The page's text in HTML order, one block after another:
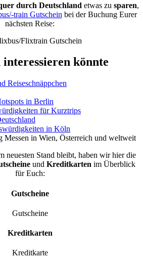
durch Deutschland etwas zu sparen,
train Gutschein bei der Buchung Eurer
nächsten Reise:
Flixtrain Gutschein
interessieren könnte
Reiseschnäppchen
in Berlin
für Kurztrips
in Köln
Messen in Wien, Österreich und weltweit
neuesten Stand bleibt, haben wir hier die
und Kreditkarten im Überblick
für Euch:
Gutscheine
Gutscheine
Kreditkarten
Kreditkarte